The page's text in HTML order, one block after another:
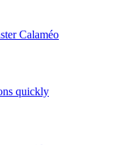
Calaméo
quickly